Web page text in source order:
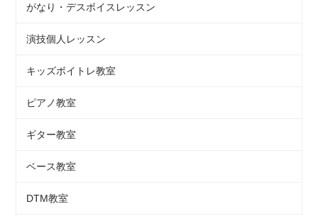
がなり・デスボイスレッスン
演技個人レッスン
キッズボイトレ教室
ピアノ教室
ギター教室
ベース教室
DTM教室